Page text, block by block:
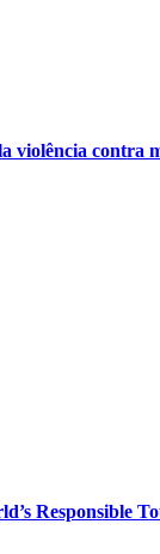
violência contra
Responsible